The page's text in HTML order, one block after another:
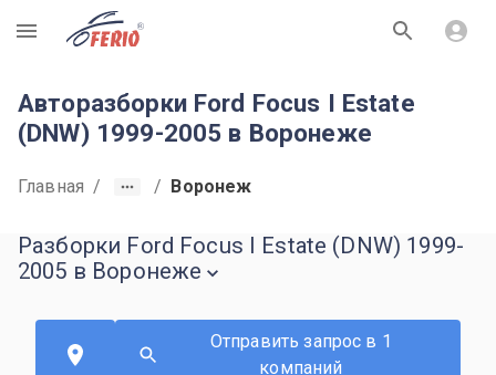
R
Авторазборки Ford Focus I Estate
(DNW) 1999-2005 в Воронеже
Главная / / Воронеж
Разборки Ford Focus I Estate (DNW) 1999-
2005 в Воронеже
Отправить запрос в 1
компаний